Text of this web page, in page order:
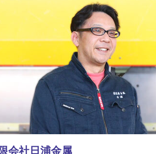
会社日浦金属